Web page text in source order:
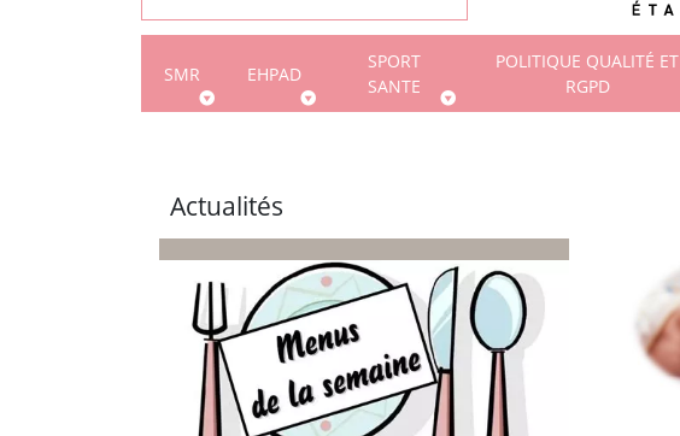
SMR EHPAD
SPORT
SANTE
POLITIQUE QUALITÉ ET
RGPD
Actualités